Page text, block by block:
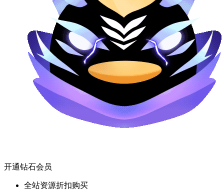
开通钻石会员
全站资源折扣购买